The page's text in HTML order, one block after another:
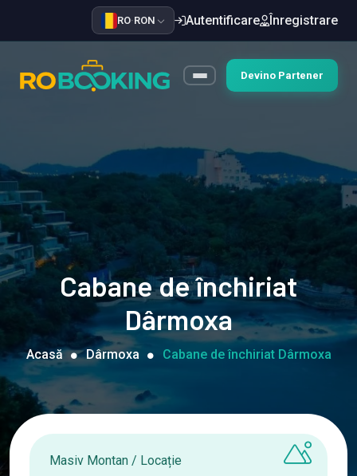
RO·RON Autentificare Înregistrare
Devino Partener
Cabane de închiriat
Dârmoxa
Acasă Dârmoxa Cabane de închiriat Dârmoxa
Masiv Montan / Locație